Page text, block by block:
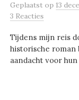
Geplaatst op 13
3 Reacties
Tijdens mijn reis
historische roman
aandacht voor hun